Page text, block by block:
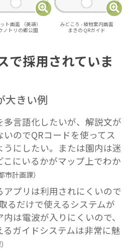
ト画面 （英語）
ノトリの郷公園
みどころ -植物案内画面
まきの QRガイド
で採用されていま
大きい例
多言語化したいが、解説文が
のでQRコードを使ってス
うにしたい。または園内は迷
こにいるかがマップ上でわか
市計画課）
アプリは利用されにくいので
るだけで使えるシステムが
は電波が入りにくいので、
ガイドシステムは非常に魅